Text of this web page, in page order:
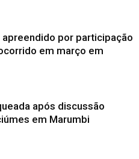
por participação
em março em
após discussão
em Marumbi